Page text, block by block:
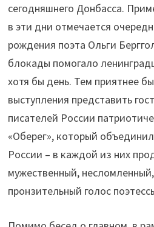
сегодняшнего Донбасса.
в эти дни отмечается
рождения поэта Ольги
блокады помогало
хотя бы день. Тем приятнее
выступления представить
писателей России
«Оберег», который
России – в каждой из них
мужественный,
пронзительный голос